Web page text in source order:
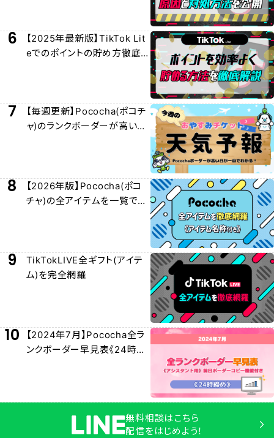
6
【2025年最新版】TikTok Lit
eでのポイントの貯め方徹底
7
【毎週更新】Pococha(ポコチ
ャ)のランクボーダーが高い日
8
【2026年版】Pococha(ポコ
チャ)の全アイテムを一覧でわ
9
TikTokLIVE全ギフト(アイテ
ム)を完全網羅
10
【2024年7月】Pococha全ラ
ンクボーダー早見表《24時締
無料相談はこちら
配信をはじめよう！